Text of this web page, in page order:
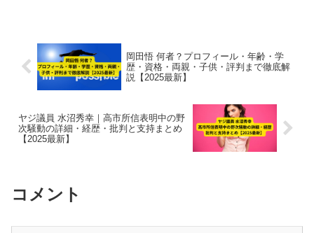
岡田悟 何者？プロフィール・年齢・学
歴・資格・両親・子供・評判まで徹底解
説【2025最新】
ヤジ議員 水沼秀幸｜高市所信表明中の野
次騒動の詳細・経歴・批判と支持まとめ
【2025最新】
コメント